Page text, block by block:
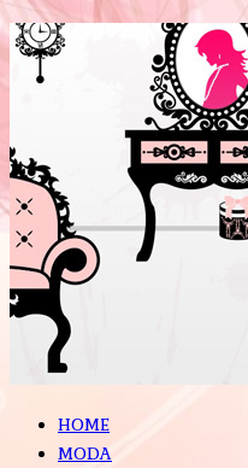
HOME
MODA